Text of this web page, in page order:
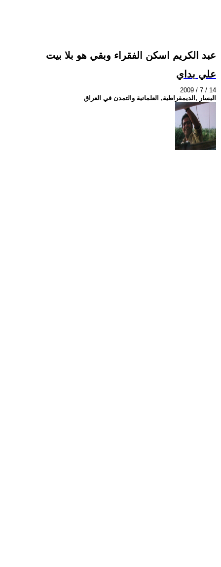
عبد الكريم اسكن الفقراء وبقي هو بلا بيت
علي بداي
2009 / 7 / 14
اليسار ,الديمقراطية, العلمانية والتمدن في العراق